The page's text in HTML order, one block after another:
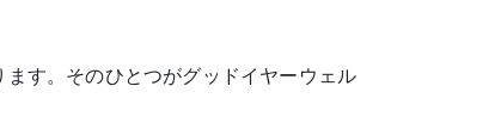
す。そのひとつがグッドイヤーウェル